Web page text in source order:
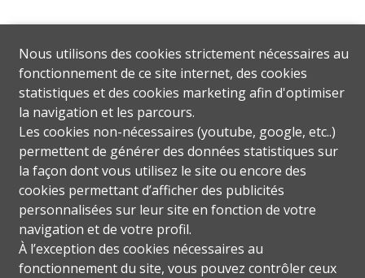
Nous utilisons des cookies strictement nécessaires au
fonctionnement de ce site internet, des cookies
statistiques et des cookies marketing afin d'optimiser
la navigation et les parcours.
Les cookies non-nécessaires (youtube, google, etc..)
permettent de générer des données statistiques sur
la façon dont vous utilisez le site ou encore des
cookies permettant d’afficher des publicités
personnalisées sur leur site en fonction de votre
navigation et de votre profil.
À l’exception des cookies nécessaires au
fonctionnement du site, vous pouvez contrôler ceux